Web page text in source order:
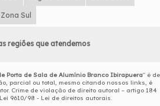
Zona Sul
regiões que atendemos
Porta de Sala de Alumínio Branco Ibirapuera" é de
parcial ou total, mesmo citando nossos links, é
Crime de violação de direito autoral – artigo 184
Lei 9610/98 - Lei de direitos autorais